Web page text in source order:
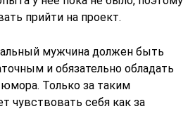
прийти на проект.
мужчина должен быть
и обязательно обладать
Только за таким
чувствовать себя как за